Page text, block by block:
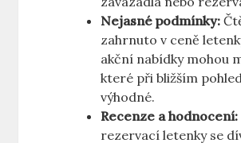
Nejasné podmínky:
zahrnuto v ceně
akční nabídky mohou
které při bližším
výhodné.
Recenze a hodnocení:
rezervací letenky se